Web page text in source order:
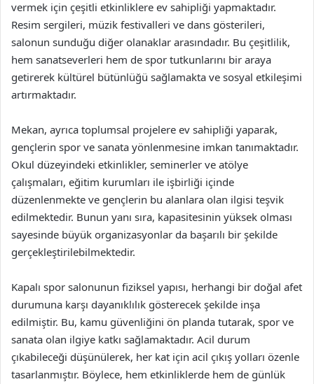
vermek için çeşitli etkinliklere ev sahipliği yapmaktadır.
Resim sergileri, müzik festivalleri ve dans gösterileri,
salonun sunduğu diğer olanaklar arasındadır. Bu çeşitlilik,
hem sanatseverleri hem de spor tutkunlarını bir araya
getirerek kültürel bütünlüğü sağlamakta ve sosyal etkileşimi
artırmaktadır.
Mekan, ayrıca toplumsal projelere ev sahipliği yaparak,
gençlerin spor ve sanata yönlenmesine imkan tanımaktadır.
Okul düzeyindeki etkinlikler, seminerler ve atölye
çalışmaları, eğitim kurumları ile işbirliği içinde
düzenlenmekte ve gençlerin bu alanlara olan ilgisi teşvik
edilmektedir. Bunun yanı sıra, kapasitesinin yüksek olması
sayesinde büyük organizasyonlar da başarılı bir şekilde
gerçekleştirilebilmektedir.
Kapalı spor salonunun fiziksel yapısı, herhangi bir doğal afet
durumuna karşı dayanıklılık gösterecek şekilde inşa
edilmiştir. Bu, kamu güvenliğini ön planda tutarak, spor ve
sanata olan ilgiye katkı sağlamaktadır. Acil durum
çıkabileceği düşünülerek, her kat için acil çıkış yolları özenle
tasarlanmıştır. Böylece, hem etkinliklerde hem de günlük